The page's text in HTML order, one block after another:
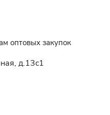
оптовых закупок
д.13c1